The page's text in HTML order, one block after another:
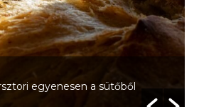
egyenesen a sütőből